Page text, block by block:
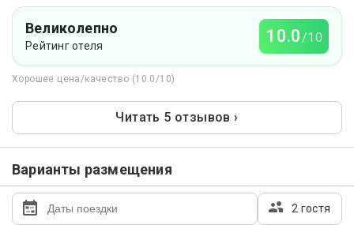
Великолепно
Рейтинг отеля 10.0/10
Хорошее цена/качество (10.0/10)
Читать 5 отзывов ›
Варианты размещения
2 гостя